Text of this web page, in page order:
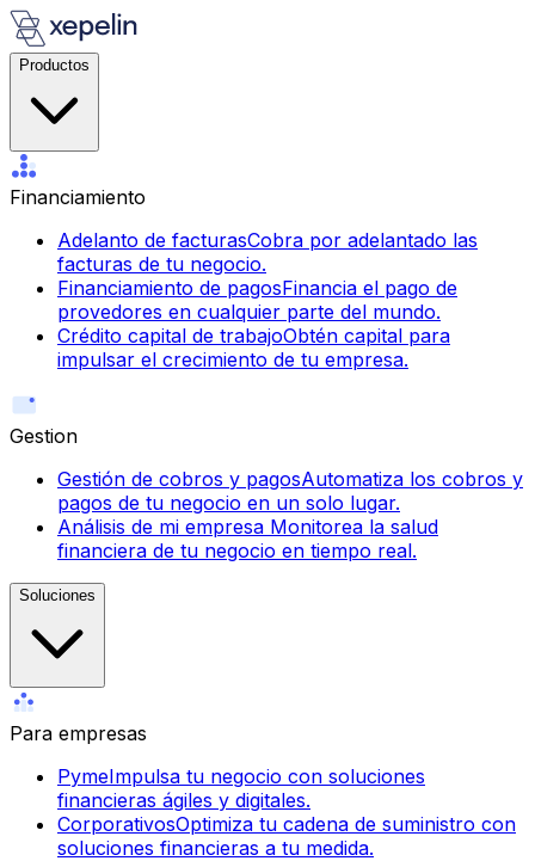
Productos
Financiamiento
Adelanto de facturasCobra por adelantado las
facturas de tu negocio.
Financiamiento de pagosFinancia el pago de
provedores en cualquier parte del mundo.
Crédito capital de trabajoObtén capital para
impulsar el crecimiento de tu empresa.
Gestion
Gestión de cobros y pagosAutomatiza los cobros y
pagos de tu negocio en un solo lugar.
Análisis de mi empresa Monitorea la salud
financiera de tu negocio en tiempo real.
Soluciones
Para empresas
PymeImpulsa tu negocio con soluciones
financieras ágiles y digitales.
CorporativosOptimiza tu cadena de suministro con
soluciones financieras a tu medida.